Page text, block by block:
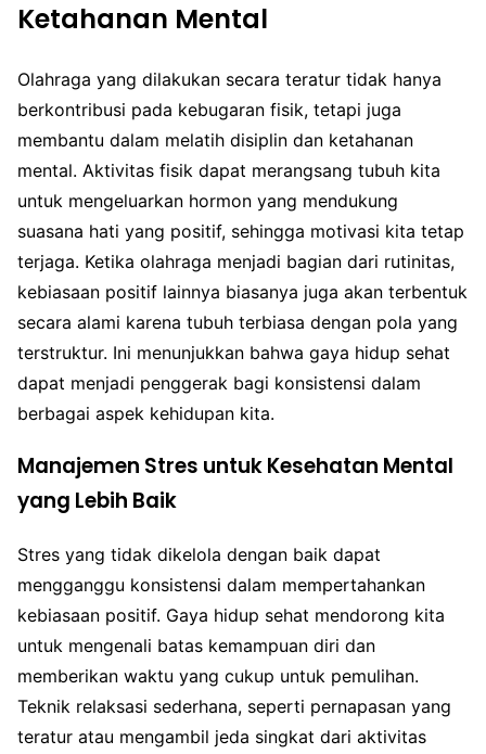
Ketahanan Mental
Olahraga yang dilakukan secara teratur tidak hanya
berkontribusi pada kebugaran fisik, tetapi juga
membantu dalam melatih disiplin dan ketahanan
mental. Aktivitas fisik dapat merangsang tubuh kita
untuk mengeluarkan hormon yang mendukung
suasana hati yang positif, sehingga motivasi kita tetap
terjaga. Ketika olahraga menjadi bagian dari rutinitas,
kebiasaan positif lainnya biasanya juga akan terbentuk
secara alami karena tubuh terbiasa dengan pola yang
terstruktur. Ini menunjukkan bahwa gaya hidup sehat
dapat menjadi penggerak bagi konsistensi dalam
berbagai aspek kehidupan kita.
Manajemen Stres untuk Kesehatan Mental
yang Lebih Baik
Stres yang tidak dikelola dengan baik dapat
mengganggu konsistensi dalam mempertahankan
kebiasaan positif. Gaya hidup sehat mendorong kita
untuk mengenali batas kemampuan diri dan
memberikan waktu yang cukup untuk pemulihan.
Teknik relaksasi sederhana, seperti pernapasan yang
teratur atau mengambil jeda singkat dari aktivitas